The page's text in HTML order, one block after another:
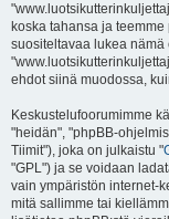
koska tahansa ja
suositeltavaa lukea
ehdot siinä muodossa,
Keskustelufoorumimme
"heidän", "phpBB-
Tiimit"), joka on julkaistu "
"GPL") ja se voidaan
vain ympäristön internet-
mitä sallimme tai